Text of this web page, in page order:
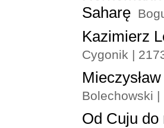
Saharę
Kazimierz
Cygonik |
Bolechowski |
Od Cuju do